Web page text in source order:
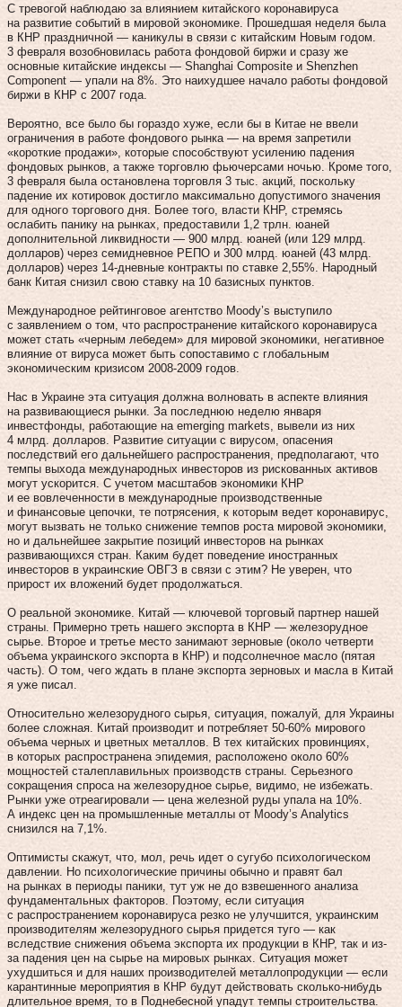
С тревогой наблюдаю за влиянием китайского коронавируса
на развитие событий в мировой экономике. Прошедшая неделя была
в КНР праздничной — каникулы в связи с китайским Новым годом.
3 февраля возобновилась работа фондовой биржи и сразу же
основные китайские индексы — Shanghai Composite и Shenzhen
Component — упали на 8%. Это наихудшее начало работы фондовой
биржи в КНР с 2007 года.
Вероятно, все было бы гораздо хуже, если бы в Китае не ввели
ограничения в работе фондового рынка — на время запретили
«короткие продажи», которые способствуют усилению падения
фондовых рынков, а также торговлю фьючерсами ночью. Кроме того,
3 февраля была остановлена торговля 3 тыс. акций, поскольку
падение их котировок достигло максимально допустимого значения
для одного торгового дня. Более того, власти КНР, стремясь
ослабить панику на рынках, предоставили 1,2 трлн. юаней
дополнительной ликвидности — 900 млрд. юаней (или 129 млрд.
долларов) через семидневное РЕПО и 300 млрд. юаней (43 млрд.
долларов) через 14-дневные контракты по ставке 2,55%. Народный
банк Китая снизил свою ставку на 10 базисных пунктов.
Международное рейтинговое агентство Moody’s выступило
с заявлением о том, что распространение китайского коронавируса
может стать «черным лебедем» для мировой экономики, негативное
влияние от вируса может быть сопоставимо с глобальным
экономическим кризисом 2008-2009 годов.
Нас в Украине эта ситуация должна волновать в аспекте влияния
на развивающиеся рынки. За последнюю неделю января
инвестфонды, работающие на emerging markets, вывели из них
4 млрд. долларов. Развитие ситуации с вирусом, опасения
последствий его дальнейшего распространения, предполагают, что
темпы выхода международных инвесторов из рискованных активов
могут ускорится. С учетом масштабов экономики КНР
и ее вовлеченности в международные производственные
и финансовые цепочки, те потрясения, к которым ведет коронавирус,
могут вызвать не только снижение темпов роста мировой экономики,
но и дальнейшее закрытие позиций инвесторов на рынках
развивающихся стран. Каким будет поведение иностранных
инвесторов в украинские ОВГЗ в связи с этим? Не уверен, что
прирост их вложений будет продолжаться.
О реальной экономике. Китай — ключевой торговый партнер нашей
страны. Примерно треть нашего экспорта в КНР — железорудное
сырье. Второе и третье место занимают зерновые (около четверти
объема украинского экспорта в КНР) и подсолнечное масло (пятая
часть). О том, чего ждать в плане экспорта зерновых и масла в Китай
я уже писал.
Относительно железорудного сырья, ситуация, пожалуй, для Украины
более сложная. Китай производит и потребляет 50-60% мирового
объема черных и цветных металлов. В тех китайских провинциях,
в которых распространена эпидемия, расположено около 60%
мощностей сталеплавильных производств страны. Серьезного
сокращения спроса на железорудное сырье, видимо, не избежать.
Рынки уже отреагировали — цена железной руды упала на 10%.
А индекс цен на промышленные металлы от Moody’s Analytics
снизился на 7,1%.
Оптимисты скажут, что, мол, речь идет о сугубо психологическом
давлении. Но психологические причины обычно и правят бал
на рынках в периоды паники, тут уж не до взвешенного анализа
фундаментальных факторов. Поэтому, если ситуация
с распространением коронавируса резко не улучшится, украинским
производителям железорудного сырья придется туго — как
вследствие снижения объема экспорта их продукции в КНР, так и из-
за падения цен на сырье на мировых рынках. Ситуация может
ухудшиться и для наших производителей металлопродукции — если
карантинные мероприятия в КНР будут действовать сколько-нибудь
длительное время, то в Поднебесной упадут темпы строительства.